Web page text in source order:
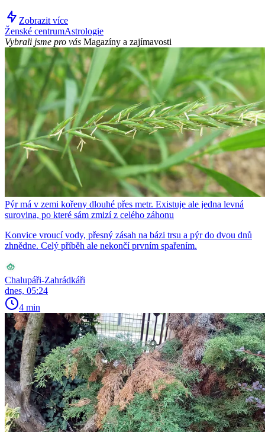
Zobrazit více
Ženské centrumAstrologie
Vybrali jsme pro vás Magazíny a zajímavosti
Pýr má v zemi kořeny dlouhé přes metr. Existuje ale jedna levná
surovina, po které sám zmizí z celého záhonu
Konvice vroucí vody, přesný zásah na bázi trsu a pýr do dvou dnů
zhnědne. Celý příběh ale nekončí prvním spařením.
Chalupáři-Zahrádkáři
dnes, 05:24
4 min